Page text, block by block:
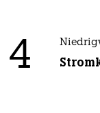
4